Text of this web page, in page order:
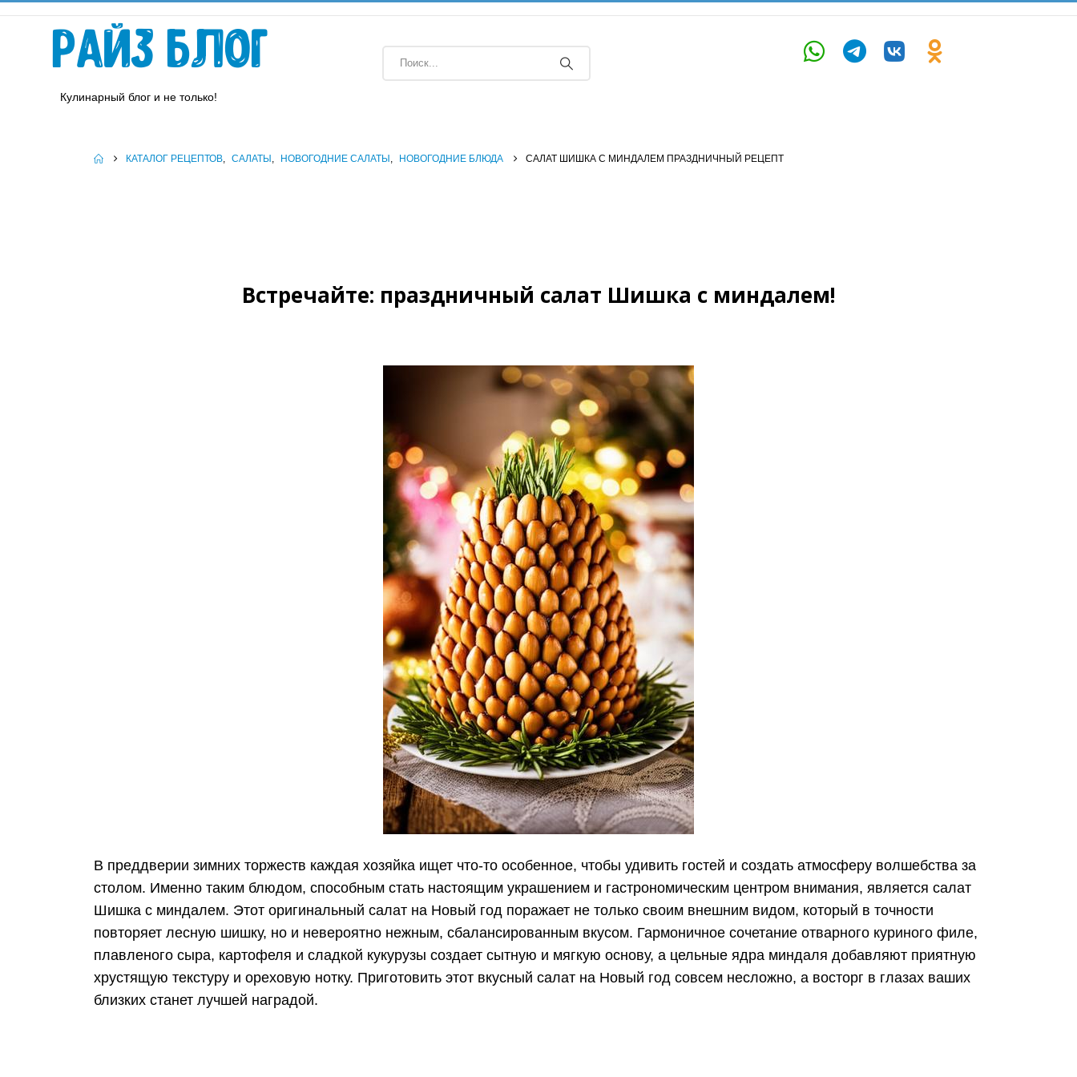
Райз Блог
Кулинарный блог и не только!
КАТАЛОГ РЕЦЕПТОВ, САЛАТЫ , НОВОГОДНИЕ САЛАТЫ , НОВОГОДНИЕ БЛЮДА САЛАТ ШИШКА С МИНДАЛЕМ ПРАЗДНИЧНЫЙ РЕЦЕПТ
Встречайте: праздничный салат Шишка с миндалем!
В преддверии зимних торжеств каждая хозяйка ищет что-то особенное, чтобы удивить гостей и создать атмосферу волшебства за
столом. Именно таким блюдом, способным стать настоящим украшением и гастрономическим центром внимания, является салат
Шишка с миндалем. Этот оригинальный салат на Новый год поражает не только своим внешним видом, который в точности
повторяет лесную шишку, но и невероятно нежным, сбалансированным вкусом. Гармоничное сочетание отварного куриного филе,
плавленого сыра, картофеля и сладкой кукурузы создает сытную и мягкую основу, а цельные ядра миндаля добавляют приятную
хрустящую текстуру и ореховую нотку. Приготовить этот вкусный салат на Новый год совсем несложно, а восторг в глазах ваших
близких станет лучшей наградой.